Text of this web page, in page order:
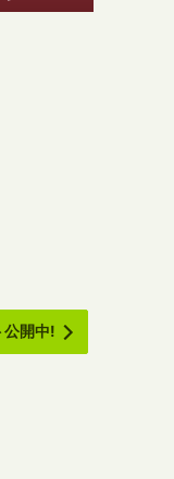
公開中!